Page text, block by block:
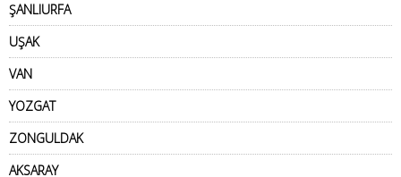
ŞANLIURFA
UŞAK
VAN
YOZGAT
ZONGULDAK
AKSARAY